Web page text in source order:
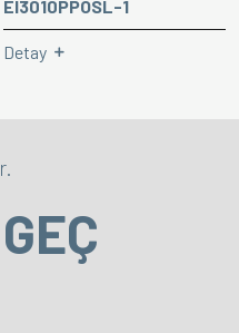
EI3010PPOSL-1
Detay